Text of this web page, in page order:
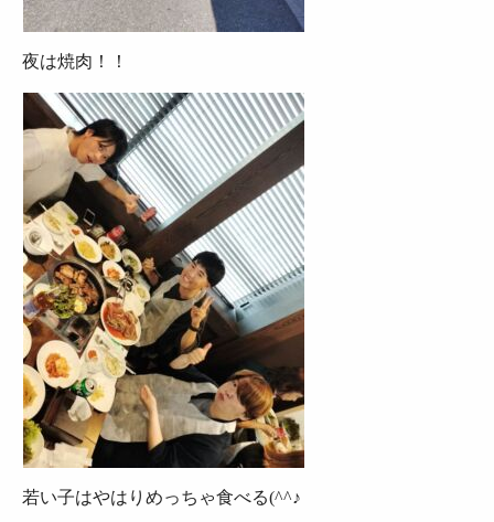
夜は焼肉！！
若い子はやはりめっちゃ食べる(^^♪